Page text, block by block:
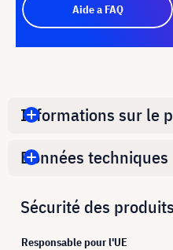
Aide a FAQ
Informations sur le
Données techniques
Sécurité des produits
Responsable pour l'UE